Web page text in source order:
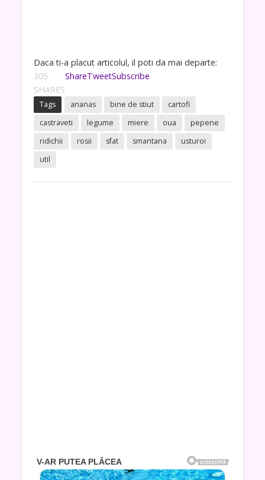
Daca ti-a placut articolul, il poti da mai departe:
305
SHARES
ShareTweetSubscribe
Tags ananas bine de stiut
cartofi
castraveti
legume miere oua
pepene
ridichii
rosii sfat smantana
usturoi
util